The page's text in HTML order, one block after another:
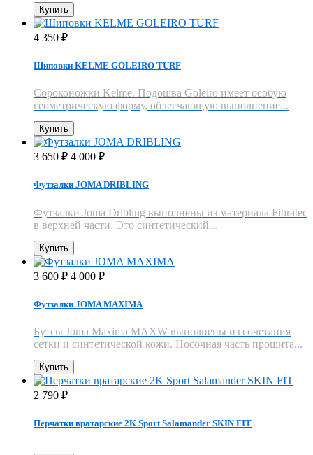
Купить
4 350 ₽
Шиповки KELME GOLEIRO TURF
​Сороконожки Kelme. Подошва Goleiro имеет особую
геометрическую форму, облегчающую выполнение...
Купить
3 650 ₽ 4 000 ₽
Футзалки JOMA DRIBLING
Футзалки Joma Dribling выполнены из материала Fibratec
в верхней части. Это синтетический...
Купить
3 600 ₽ 4 000 ₽
Футзалки JOMA MAXIMA
Бутсы Joma Maxima MAXW​ выполнены из сочетания
сетки и синтетической кожи. Носочная часть прошита...
Купить
2 790 ₽
Перчатки вратарские 2K Sport Salamander SKIN FIT